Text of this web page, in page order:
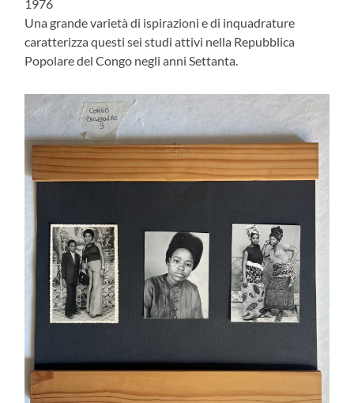
1976
Una grande varietà di ispirazioni e di inquadrature
caratterizza questi sei studi attivi nella Repubblica
Popolare del Congo negli anni Settanta.